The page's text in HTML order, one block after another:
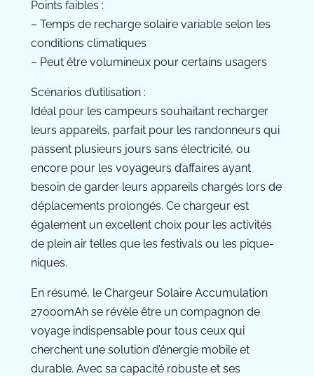
Points faibles :
– Temps de recharge solaire variable selon les
conditions climatiques
– Peut être volumineux pour certains usagers
Scénarios d’utilisation :
Idéal pour les campeurs souhaitant recharger
leurs appareils, parfait pour les randonneurs qui
passent plusieurs jours sans électricité, ou
encore pour les voyageurs d’affaires ayant
besoin de garder leurs appareils chargés lors de
déplacements prolongés. Ce chargeur est
également un excellent choix pour les activités
de plein air telles que les festivals ou les pique-
niques.
En résumé, le Chargeur Solaire Accumulation
27000mAh se révèle être un compagnon de
voyage indispensable pour tous ceux qui
cherchent une solution d’énergie mobile et
durable. Avec sa capacité robuste et ses